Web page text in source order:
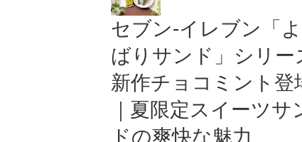
セブン‐イレブン「よ
ばりサンド」シリー
新作チョコミント登
｜夏限定スイーツサ
ドの爽快な魅力